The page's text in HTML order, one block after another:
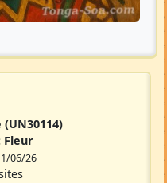
(UN30114)
Fleur
06/26